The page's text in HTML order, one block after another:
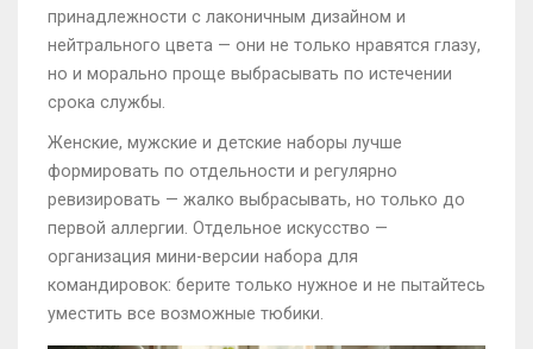
принадлежности с лаконичным дизайном и
нейтрального цвета — они не только нравятся глазу,
но и морально проще выбрасывать по истечении
срока службы.
Женские, мужские и детские наборы лучше
формировать по отдельности и регулярно
ревизировать — жалко выбрасывать, но только до
первой аллергии. Отдельное искусство —
организация мини-версии набора для
командировок: берите только нужное и не пытайтесь
уместить все возможные тюбики.